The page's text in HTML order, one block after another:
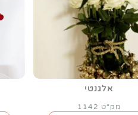
אלגנטי
מק"ט 1142